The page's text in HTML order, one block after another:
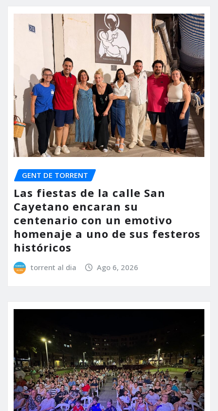
GENT DE TORRENT
Las fiestas de la calle San
Cayetano encaran su
centenario con un emotivo
homenaje a uno de sus festeros
históricos
torrent al dia Ago 6, 2026